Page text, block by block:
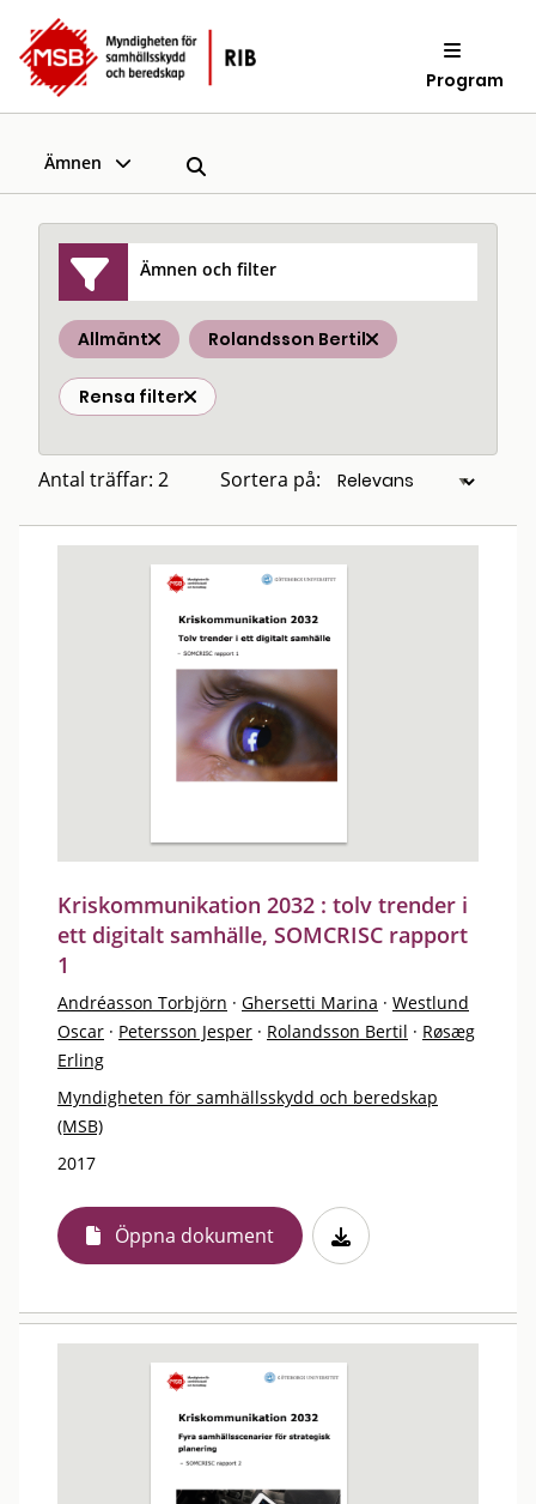
Program
Ämnen
Ämnen och filter
Allmänt Rolandsson Bertil
Rensa filter
Antal träffar: 2 Sortera på:
Kriskommunikation 2032 : tolv trender i
ett digitalt samhälle, SOMCRISC rapport
1
Andréasson Torbjörn · Ghersetti Marina · Westlund
Oscar · Petersson Jesper · Rolandsson Bertil · Røsæg
Erling
Myndigheten för samhällsskydd och beredskap
(MSB)
2017
Öppna dokument